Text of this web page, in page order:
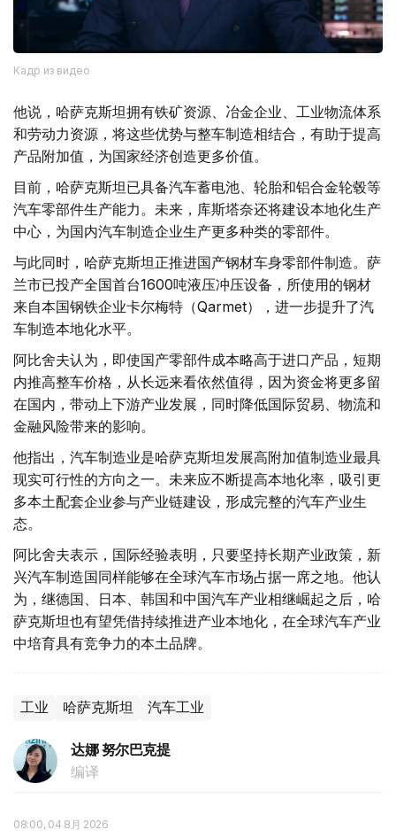
Кадр из видео
他说，哈萨克斯坦拥有铁矿资源、冶金企业、工业物流体系
和劳动力资源，将这些优势与整车制造相结合，有助于提高
产品附加值，为国家经济创造更多价值。
目前，哈萨克斯坦已具备汽车蓄电池、轮胎和铝合金轮毂等
汽车零部件生产能力。未来，库斯塔奈还将建设本地化生产
中心，为国内汽车制造企业生产更多种类的零部件。
与此同时，哈萨克斯坦正推进国产钢材车身零部件制造。萨
兰市已投产全国首台1600吨液压冲压设备，所使用的钢材
来自本国钢铁企业卡尔梅特（Qarmet），进一步提升了汽
车制造本地化水平。
阿比舍夫认为，即使国产零部件成本略高于进口产品，短期
内推高整车价格，从长远来看依然值得，因为资金将更多留
在国内，带动上下游产业发展，同时降低国际贸易、物流和
金融风险带来的影响。
他指出，汽车制造业是哈萨克斯坦发展高附加值制造业最具
现实可行性的方向之一。未来应不断提高本地化率，吸引更
多本土配套企业参与产业链建设，形成完整的汽车产业生
态。
阿比舍夫表示，国际经验表明，只要坚持长期产业政策，新
兴汽车制造国同样能够在全球汽车市场占据一席之地。他认
为，继德国、日本、韩国和中国汽车产业相继崛起之后，哈
萨克斯坦也有望凭借持续推进产业本地化，在全球汽车产业
中培育具有竞争力的本土品牌。
工业 哈萨克斯坦 汽车工业
达娜 努尔巴克提
编译
08:00, 04 8月 2026